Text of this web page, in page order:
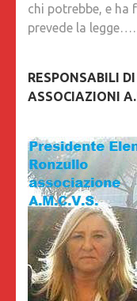
chi potrebbe, e
prevede la
RESPONSABILI
ASSOCIAZIONI